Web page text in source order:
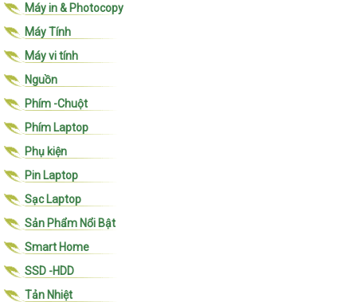
Máy in & Photocopy
Máy Tính
Máy vi tính
Nguồn
Phím -Chuột
Phím Laptop
Phụ kiện
Pin Laptop
Sạc Laptop
Sản Phẩm Nổi Bật
Smart Home
SSD -HDD
Tản Nhiệt